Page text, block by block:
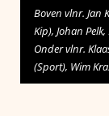
Boven vlnr. Jan
Kip), Johan
Onder vlnr.
(Sport), Wim